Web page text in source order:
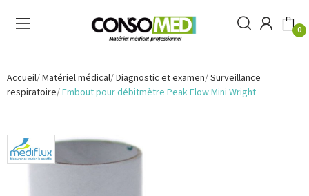
0
Accueil Matériel médical Diagnostic et examen Surveillance
respiratoire Embout pour débitmètre Peak Flow Mini Wright